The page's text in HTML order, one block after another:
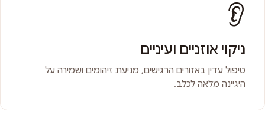
👂
ניקוי אוזניים ועיניים
טיפול עדין באזורים הרגישים, מניעת זיהומים ושמירה על
היגיינה מלאה לכלב.